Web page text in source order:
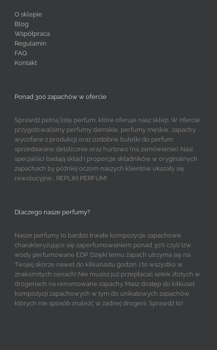
O sklepie
Blog
Współpraca
Regulamin
FAQ
Kontakt
Ponad 300 zapachów w ofercie
Sprawdź pełną listę perfum, które oferuje nasz sklep. W ofercie
przygotowaliśmy perfumy damskie, perfumy męskie, zapachy
wycofane z produkcji oraz ozdobne butelki do perfum
sprzedawane detalicznie oraz hurtowo (na zamówienie). Nasi
specjaliści badają skład i proporcje składników w oryginalnych
zapachach by później oczom naszych klientów ukazały się
rewolucyjne... REPLIKI PERFUM!
Dlaczego nasze perfumy?
Nasze perfumy to bardzo trwałe kompozycje zapachowe
charakteryzujące się zaperfumowaniem ponad 30% czyli tzw.
wody perfumowane EDP. Dzięki temu zapach utrzyma się na
Twojej skórze nawet do kilkunastu godzin. I to wszystko w
znakomitych cenach! Nie musisz już przepłacać setek złotych w
drogeriach na renomowane zapachy. Masz dostęp do kilkuset
kompozycji zapachowych w tym do unikatowych zapachów,
których nie sposób znaleźć w żadnej drogerii. Sprawdź to!